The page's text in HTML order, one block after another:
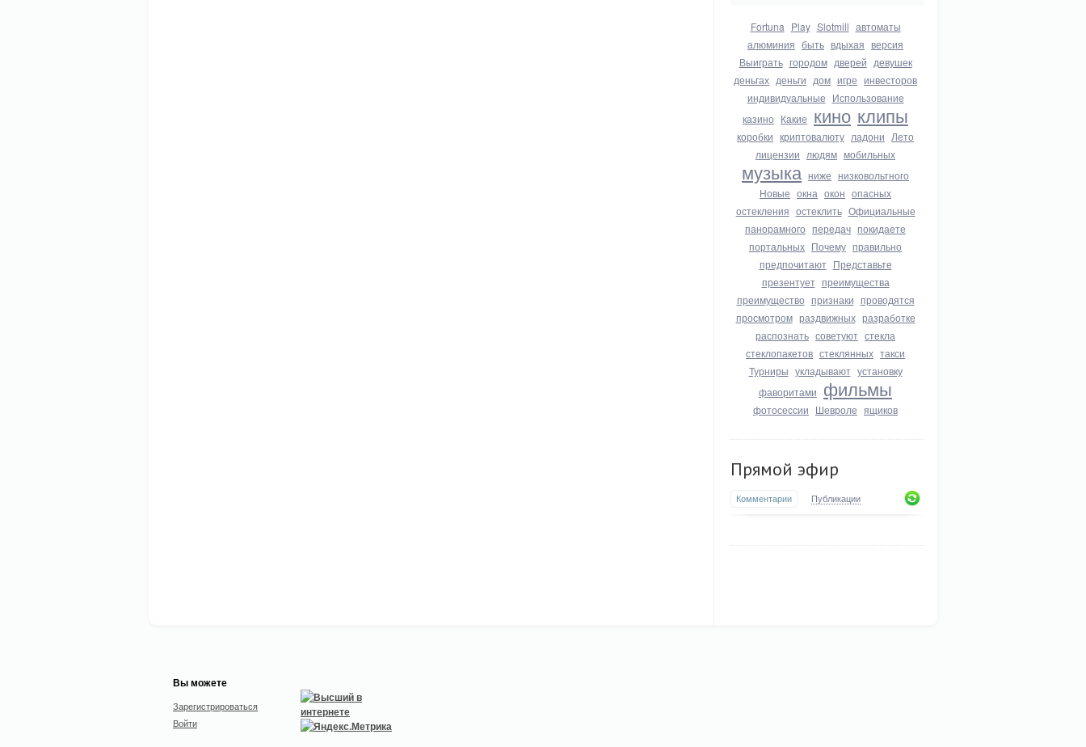
Fortuna Play Slotmill автоматы
алюминия быть вдыхая версия
Выиграть городом дверей девушек
деньгах деньги дом игре инвесторов
индивидуальные Использование
казино Какие кино клипы
коробки криптовалюту ладони Лето
лицензии людям мобильных
музыка ниже низковольтного
Новые окна окон опасных
остекления остеклить Официальные
панорамного передач покидаете
портальных Почему правильно
предпочитают Представьте
презентует преимущества
преимущество признаки проводятся
просмотром раздвижных разработке
распознать советуют стекла
стеклопакетов стеклянных такси
Турниры укладывают установку
фаворитами фильмы
фотосессии Шевроле ящиков
Прямой эфир
Комментарии Публикации
Вы можете
Зарегистрироваться
Войти